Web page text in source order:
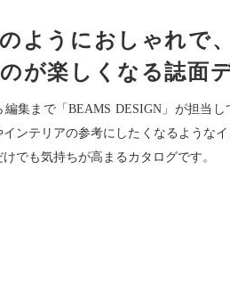
ようにおしゃれで、
が楽しくなる誌面
編集まで「BEAMS DESIGN」が担当し
インテリアの参考にしたくなるような
けでも気持ちが高まるカタログです。